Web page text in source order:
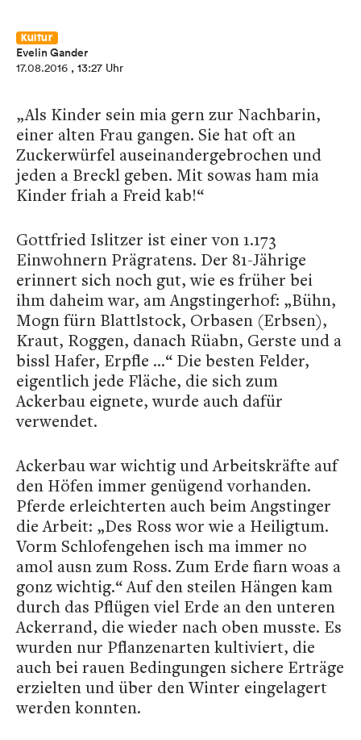
Kultur
Evelin Gander
17.08.2016 , 13:27 Uhr
„Als Kinder sein mia gern zur Nachbarin,
einer alten Frau gangen. Sie hat oft an
Zuckerwürfel auseinandergebrochen und
jeden a Breckl geben. Mit sowas ham mia
Kinder friah a Freid kab!“
Gottfried Islitzer ist einer von 1.173
Einwohnern Prägratens. Der 81-Jährige
erinnert sich noch gut, wie es früher bei
ihm daheim war, am Angstingerhof: „Bühn,
Mogn fürn Blattlstock, Orbasen (Erbsen),
Kraut, Roggen, danach Rüabn, Gerste und a
bissl Hafer, Erpfle ...“ Die besten Felder,
eigentlich jede Fläche, die sich zum
Ackerbau eignete, wurde auch dafür
verwendet.
Ackerbau war wichtig und Arbeitskräfte auf
den Höfen immer genügend vorhanden.
Pferde erleichterten auch beim Angstinger
die Arbeit: „Des Ross wor wie a Heiligtum.
Vorm Schlofengehen isch ma immer no
amol ausn zum Ross. Zum Erde fiarn woas a
gonz wichtig.“ Auf den steilen Hängen kam
durch das Pflügen viel Erde an den unteren
Ackerrand, die wieder nach oben musste. Es
wurden nur Pflanzenarten kultiviert, die
auch bei rauen Bedingungen sichere Erträge
erzielten und über den Winter eingelagert
werden konnten.